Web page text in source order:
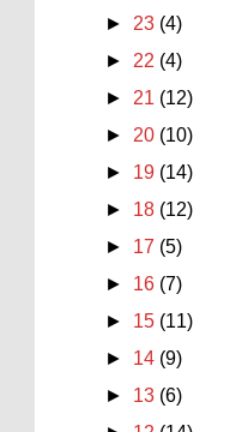
► 23 (4)
► 22 (4)
► 21 (12)
► 20 (10)
► 19 (14)
► 18 (12)
► 17 (5)
► 16 (7)
► 15 (11)
► 14 (9)
► 13 (6)